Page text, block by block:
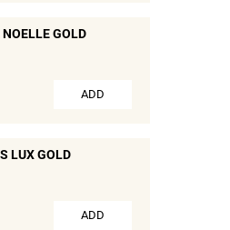
GOLD
ADD
LUX GOLD
ADD